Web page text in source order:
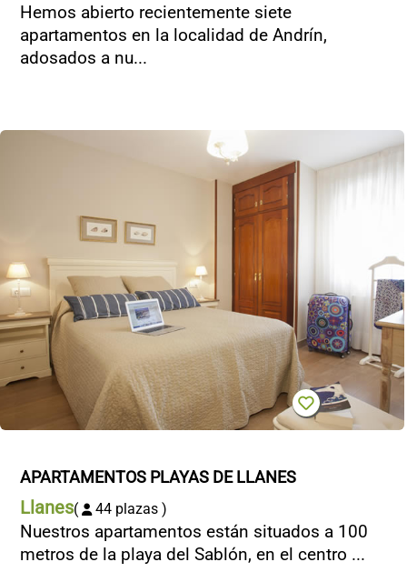
Hemos abierto recientemente siete
apartamentos en la localidad de Andrín,
adosados a nu...
APARTAMENTOS PLAYAS DE LLANES
Llanes( 44 plazas )
Nuestros apartamentos están situados a 100
metros de la playa del Sablón, en el centro ...